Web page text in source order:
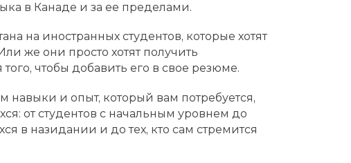
в Канаде и за ее пределами.
на иностранных студентов, которые хотят
же они просто хотят получить
чтобы добавить его в свое резюме.
навыки и опыт, который вам потребуется,
от студентов с начальным уровнем до
в назидании и до тех, кто сам стремится